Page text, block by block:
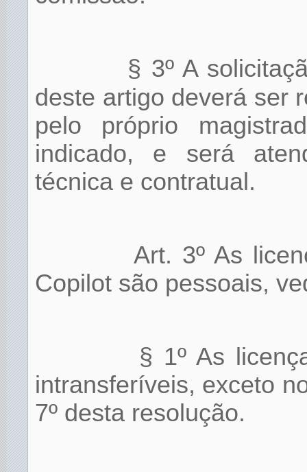
§ 3º A
deste artigo deverá ser
pelo próprio
indicado, e será
técnica e contratual.
Art. 3º As
Copilot são pessoais,
§ 1º As
intransferíveis, exceto
7º desta resolução.